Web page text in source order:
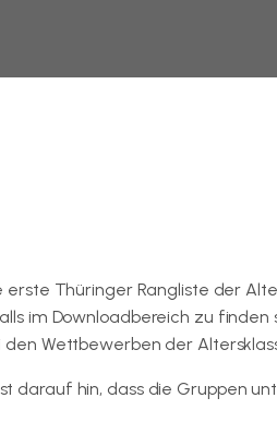
Thüringer Rangliste der
im Downloadbereich zu
Wettbewerben der
darauf hin, dass die Gruppen